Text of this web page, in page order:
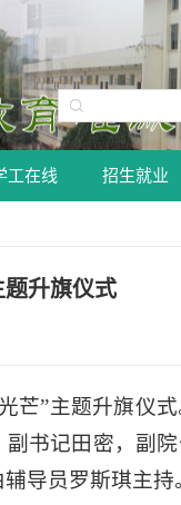
工在线 招生就业
升旗仪式
”主题升旗仪式
书记田密，副
导员罗斯琪主持